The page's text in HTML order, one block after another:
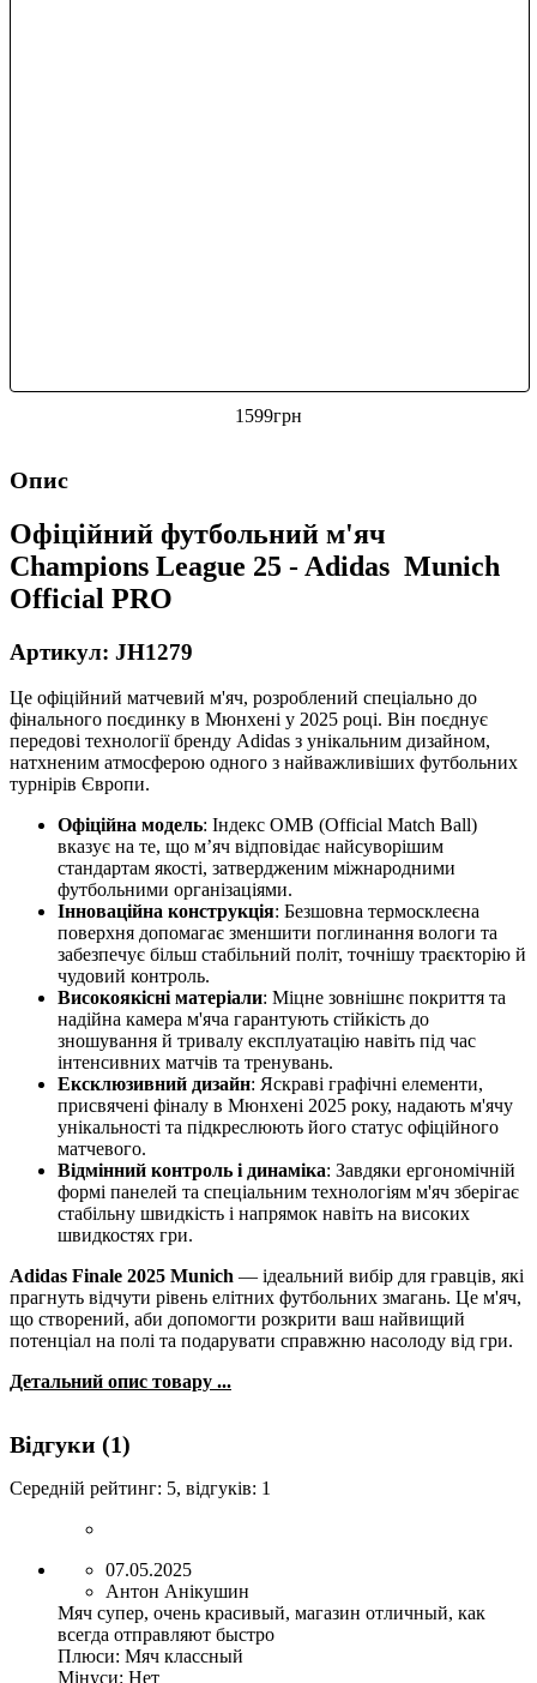
1599грн
Опис
Офіційний футбольний м'яч
Champions League 25 - Adidas Munich
Official PRO
Артикул: JH1279
Це офіційний матчевий м'яч, розроблений спеціально до
фінального поєдинку в Мюнхені у 2025 році. Він поєднує
передові технології бренду Adidas з унікальним дизайном,
натхненим атмосферою одного з найважливіших футбольних
турнірів Європи.
Офіційна модель: Індекс OMB (Official Match Ball)
вказує на те, що м’яч відповідає найсуворішим
стандартам якості, затвердженим міжнародними
футбольними організаціями.
Інноваційна конструкція: Безшовна термосклеєна
поверхня допомагає зменшити поглинання вологи та
забезпечує більш стабільний політ, точнішу траєкторію й
чудовий контроль.
Високоякісні матеріали: Міцне зовнішнє покриття та
надійна камера м'яча гарантують стійкість до
зношування й тривалу експлуатацію навіть під час
інтенсивних матчів та тренувань.
Ексклюзивний дизайн: Яскраві графічні елементи,
присвячені фіналу в Мюнхені 2025 року, надають м'ячу
унікальності та підкреслюють його статус офіційного
матчевого.
Відмінний контроль і динаміка: Завдяки ергономічній
формі панелей та спеціальним технологіям м'яч зберігає
стабільну швидкість і напрямок навіть на високих
швидкостях гри.
Adidas Finale 2025 Munich — ідеальний вибір для гравців, які
прагнуть відчути рівень елітних футбольних змагань. Це м'яч,
що створений, аби допомогти розкрити ваш найвищий
потенціал на полі та подарувати справжню насолоду від гри.
Детальний опис товару ...
Відгуки (1)
Середній рейтинг: 5, відгуків: 1
07.05.2025
Антон Анікушин
Мяч супер, очень красивый, магазин отличный, как
всегда отправляют быстро
Плюси: Мяч классный
Мінуси: Нет